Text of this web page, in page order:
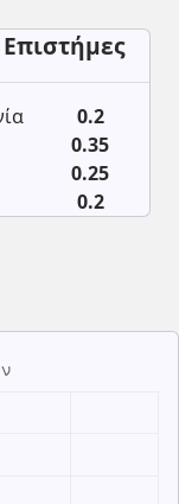
Επιστήμες
0.2
0.35
0.25
0.2